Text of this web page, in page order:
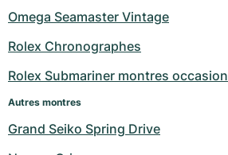
Omega Seamaster Vintage
Rolex Chronographes
Rolex Submariner montres occasion
Autres montres
Grand Seiko Spring Drive